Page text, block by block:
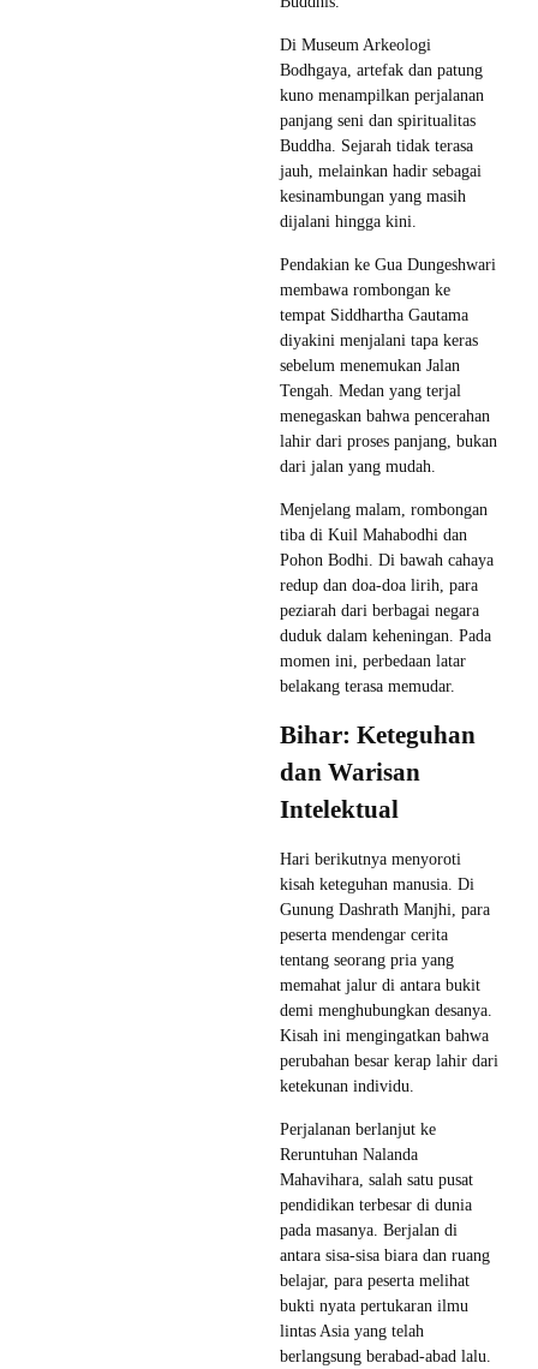
Di Museum Arkeologi
Bodhgaya, artefak dan patung
kuno menampilkan perjalanan
panjang seni dan spiritualitas
Buddha. Sejarah tidak terasa
jauh, melainkan hadir sebagai
kesinambungan yang masih
dijalani hingga kini.
Pendakian ke Gua Dungeshwari
membawa rombongan ke
tempat Siddhartha Gautama
diyakini menjalani tapa keras
sebelum menemukan Jalan
Tengah. Medan yang terjal
menegaskan bahwa pencerahan
lahir dari proses panjang, bukan
dari jalan yang mudah.
Menjelang malam, rombongan
tiba di Kuil Mahabodhi dan
Pohon Bodhi. Di bawah cahaya
redup dan doa-doa lirih, para
peziarah dari berbagai negara
duduk dalam keheningan. Pada
momen ini, perbedaan latar
belakang terasa memudar.
Bihar: Keteguhan
dan Warisan
Intelektual
Hari berikutnya menyoroti
kisah keteguhan manusia. Di
Gunung Dashrath Manjhi, para
peserta mendengar cerita
tentang seorang pria yang
memahat jalur di antara bukit
demi menghubungkan desanya.
Kisah ini mengingatkan bahwa
perubahan besar kerap lahir dari
ketekunan individu.
Perjalanan berlanjut ke
Reruntuhan Nalanda
Mahavihara, salah satu pusat
pendidikan terbesar di dunia
pada masanya. Berjalan di
antara sisa-sisa biara dan ruang
belajar, para peserta melihat
bukti nyata pertukaran ilmu
lintas Asia yang telah
berlangsung berabad-abad lalu.